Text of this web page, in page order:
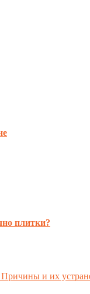
плитки?